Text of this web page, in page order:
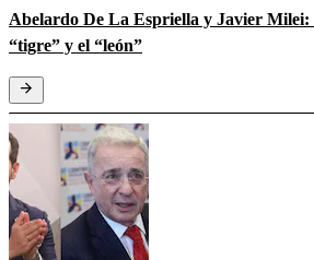
Abelardo De La Espriella y Javier Milei:
“tigre” y el “león”